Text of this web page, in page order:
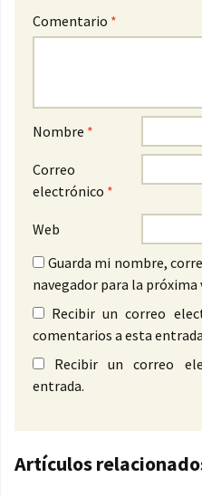
Comentario *
Nombre *
Correo
electrónico *
Web
Guarda mi nombre,
navegador para la próxima
Recibir un correo
comentarios a esta
Recibir un correo
entrada.
Artículos